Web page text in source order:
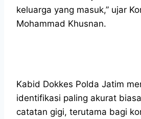
keluarga yang masuk,” ujar
Mohammad Khusnan.
Kabid Dokkes Polda Jatim
identifikasi paling akurat
catatan gigi, terutama bagi